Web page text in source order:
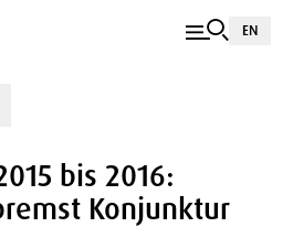
EN
bis 2016:
Konjunktur